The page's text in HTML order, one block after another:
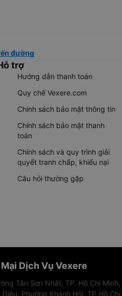
đường
trợ
Hướng dẫn thanh toán
Quy chế Vexere.com
Chính sách bảo mật thông tin
Chính sách bảo mật thanh
toán
Chính sách và quy trình giải
quyết tranh chấp, khiếu nại
Câu hỏi thường gặp
Dịch Vụ Vexere
Tân Sơn Nhất, TP. Hồ Chí Minh,
Phường Khánh Hội, TP Hồ Chí